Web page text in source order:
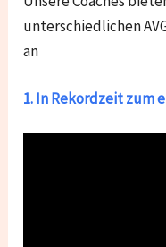
unterschiedlichen
an
1. In Rekordzeit zum